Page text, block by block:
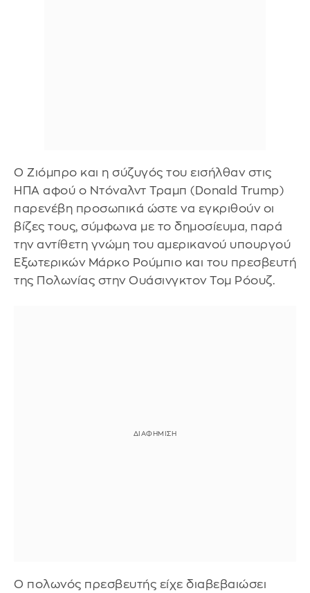
Ο Ζιόμπρο και η σύζυγός του εισήλθαν στις
ΗΠΑ αφού ο Ντόναλντ Τραμπ (Donald Trump)
παρενέβη προσωπικά ώστε να εγκριθούν οι
βίζες τους, σύμφωνα με το δημοσίευμα, παρά
την αντίθετη γνώμη του αμερικανού υπουργού
Εξωτερικών Μάρκο Ρούμπιο και του πρεσβευτή
της Πολωνίας στην Ουάσινγκτον Τομ Ρόουζ.
Ο πολωνός πρεσβευτής είχε διαβεβαιώσει